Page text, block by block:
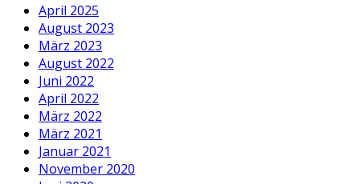
April 2025
August 2023
März 2023
August 2022
Juni 2022
April 2022
März 2022
März 2021
Januar 2021
November 2020